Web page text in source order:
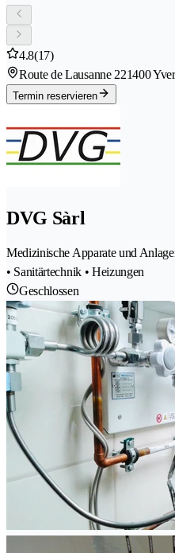
4.8(17)
Route de Lausanne 221400
Termin reservieren
DVG Sàrl
Medizinische Apparate und
• Sanitärtechnik • Heizungen
Geschlossen